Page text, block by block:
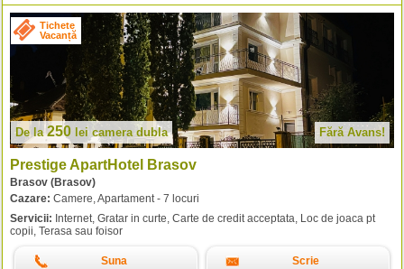
Tichete
Vacanță
De la250 lei camera dubla Fără Avans!
Prestige ApartHotel Brasov
Brasov (Brasov)
Cazare: Camere, Apartament - 7 locuri
Servicii: Internet, Gratar in curte, Carte de credit acceptata, Loc de joaca pt
copii, Terasa sau foisor
Suna Scrie